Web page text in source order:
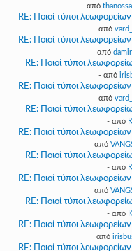
από
RE: Ποιοί τύποι
από
RE: Ποιοί τύποι
από
RE: Ποιοί τύποι
- από
RE: Ποιοί τύποι
από
RE: Ποιοί τύποι
- από
RE: Ποιοί τύποι
από
RE: Ποιοί τύποι
- από
RE: Ποιοί τύποι
από
RE: Ποιοί τύποι
- από
RE: Ποιοί τύποι
από
RE: Ποιοί τύποι